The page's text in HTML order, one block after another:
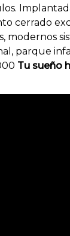
cerrado
modernos
parque
Tu sueño